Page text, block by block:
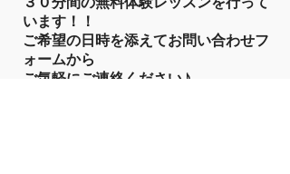
います！！
​ご希望の日時を添えてお問い合わせフ
ォームから
ご気軽にご連絡ください♪